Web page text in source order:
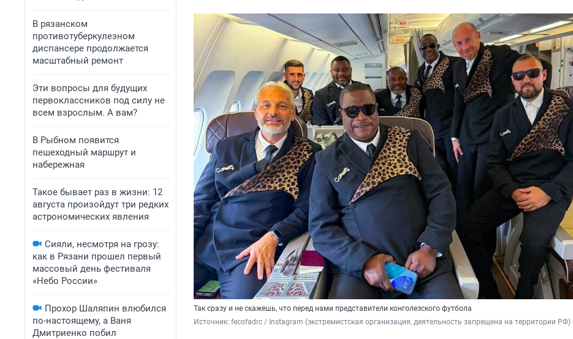
В рязанском
противотуберкулезном
диспансере продолжается
масштабный ремонт
Эти вопросы для будущих
первоклассников под силу не
всем взрослым. А вам?
В Рыбном появится
пешеходный маршрут и
набережная
Такое бывает раз в жизни: 12
августа произойдут три редких
астрономических явления
Сияли, несмотря на грозу:
как в Рязани прошел первый
массовый день фестиваля
«Небо России»
Прохор Шаляпин влюбился
по-настоящему, а Ваня
Дмитриенко побил
Так сразу и не скажешь, что перед нами представители конголезского футбола
Источник: fecofadrc / Instagram (экстремистская организация, деятельность запрещена на территории РФ)